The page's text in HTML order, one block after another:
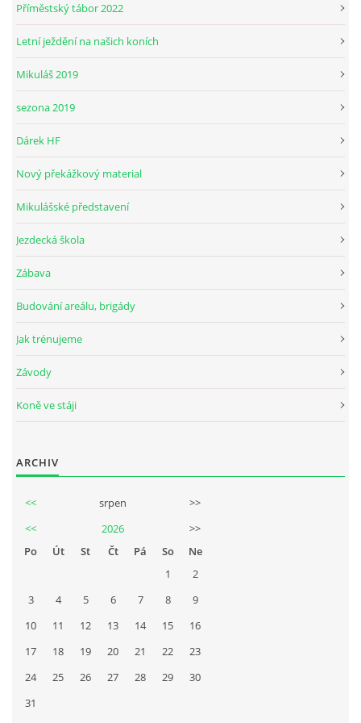
Příměstský tábor 2022
Letní ježdění na našich koních
Mikuláš 2019
sezona 2019
Dárek HF
Nový překážkový material
Mikulášské představení
Jezdecká škola
Zábava
Budování areálu, brigády
Jak trénujeme
Závody
Koně ve stáji
ARCHIV
<< srpen
>>
<<
2026
>>
Po
Út St Čt Pá So
Ne
1
2
3
4 5 6 7 8
9
10
11 12 13 14 15
16
17
18 19 20 21 22
23
24
25 26 27 28 29
30
31